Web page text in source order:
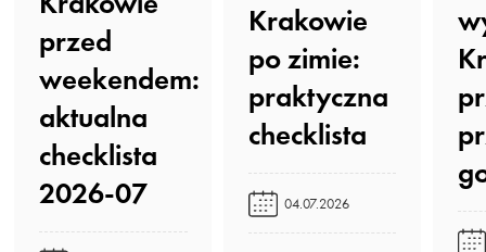
przed
weekendem:
aktualna
checklista
2026-07️
Krakowie
po zimie:
praktyczna
checklista️
04.07.2026